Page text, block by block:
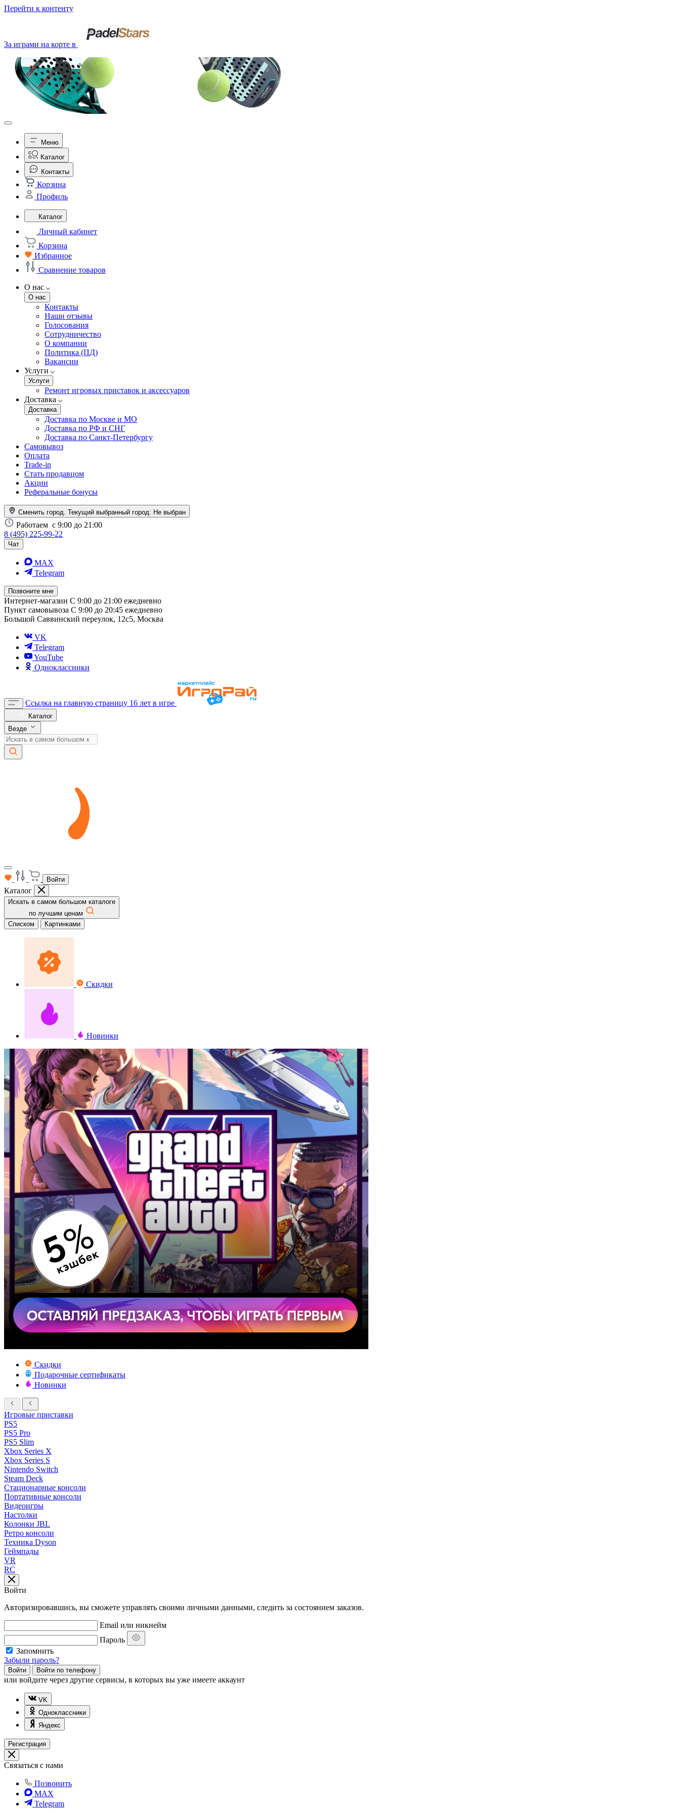
Перейти к контенту
За играми на корте в
Меню
Каталог
Контакты
Корзина
Профиль
Каталог
Личный кабинет
Корзина
Избранное
Сравнение товаров
О нас
О нас
Контакты
Наши отзывы
Голосования
Сотрудничество
О компании
Политика (ПД)
Вакансии
Услуги
Услуги
Ремонт игровых приставок и аксессуаров
Доставка
Доставка
Доставка по Москве и МО
Доставка по РФ и СНГ
Доставка по Санкт-Петербургу
Самовывоз
Оплата
Trade-in
Стать продавцом
Акции
Реферальные бонусы
Сменить город. Текущий выбранный город: Не выбран
Работаем с 9:00 до 21:00
8 (495) 225-99-22
Чат
MAX
Telegram
Позвоните мне
Интернет-магазин С 9:00 до 21:00 ежедневно
Пункт самовывоза С 9:00 до 20:45 ежедневно
Большой Саввинский переулок, 12с5, Москва
VK
Telegram
YouTube
Одноклассники
Ссылка на главную страницу 16 лет в игре
Каталог
Везде
Войти
Каталог
Искать в самом большом каталоге
по лучшим ценам
Списком
Картинками
Скидки
Новинки
Скидки
Подарочные сертификаты
Новинки
Игровые приставки
PS5
PS5 Pro
PS5 Slim
Xbox Series X
Xbox Series S
Nintendo Switch
Steam Deck
Стационарные консоли
Портативные консоли
Видеоигры
Настолки
Колонки JBL
Ретро консоли
Техника Dyson
Геймпады
VR
RC
Войти
Авторизировавшись, вы сможете управлять своими личными данными, следить за состоянием заказов.
Email или никнейм
Пароль
Запомнить
Забыли пароль?
Войти Войти по телефону
или войдите через другие сервисы, в которых вы уже имеете аккаунт
VK
Одноклассники
Яндекс
Регистрация
Связаться с нами
Позвонить
MAX
Telegram